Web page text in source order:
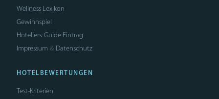
Wellness Lexikon
Gewinnspiel
Hoteliers: Guide Eintrag
Impressum & Datenschutz
HOTELBEWERTUNGEN
Test-Kriterien